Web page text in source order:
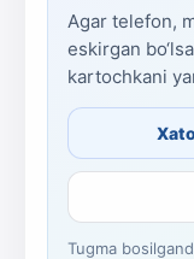
Agar telefon,
eskirgan
kartochkani
Tugma